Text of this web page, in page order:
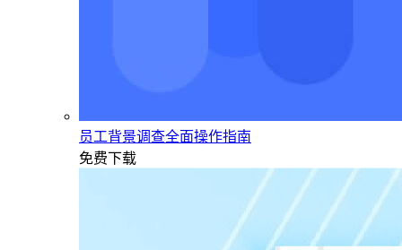
员工背景调查全面操作指南
免费下载